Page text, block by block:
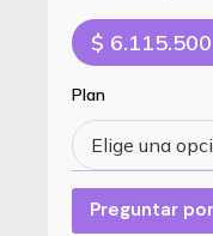
$ 6.115.500
Plan
Preguntar